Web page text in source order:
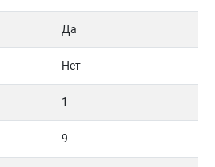
Да
Нет
1
9